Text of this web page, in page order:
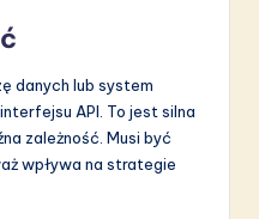
danych lub system
API. To jest silna
zależność. Musi być
wpływa na strategie